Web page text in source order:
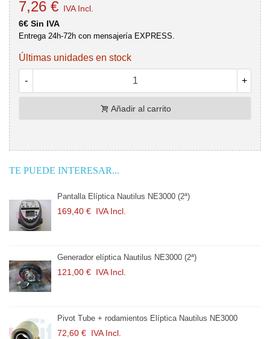
7,26 € IVA Incl.
6€ Sin IVA
Entrega 24h-72h con mensajería EXPRESS.
Últimas unidades en stock
- +
Añadir al carrito
TE PUEDE INTERESAR...
Pantalla Elíptica Nautilus NE3000 (2ª)
169,40 € IVA Incl.
Generador elíptica Nautilus NE3000 (2ª)
121,00 € IVA Incl.
Pivot Tube + rodamientos Elíptica Nautilus NE3000
72,60 € IVA Incl.